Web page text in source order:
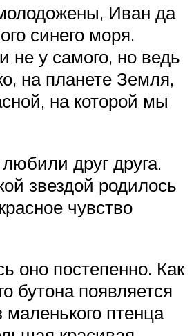
Иван да
синего моря.
не у самого, но ведь
на планете Земля,
на которой мы
друг друга.
звездой родилось
чувство
оно постепенно. Как
бутона появляется
маленького птенца